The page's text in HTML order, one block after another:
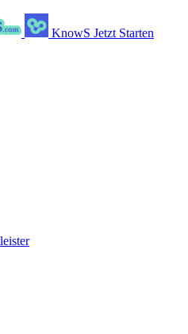
KnowS Jetzt Starten